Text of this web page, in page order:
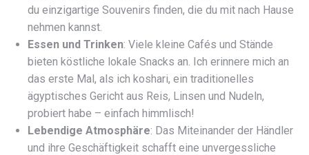
du einzigartige Souvenirs finden, die du mit nach Hause
nehmen kannst.
Essen und Trinken: Viele kleine Cafés und Stände
bieten köstliche lokale Snacks an. Ich erinnere mich an
das erste Mal, als ich koshari, ein traditionelles
ägyptisches Gericht aus Reis, Linsen und Nudeln,
probiert habe – einfach himmlisch!
Lebendige Atmosphäre: Das Miteinander der Händler
und ihre Geschäftigkeit schafft eine unvergessliche